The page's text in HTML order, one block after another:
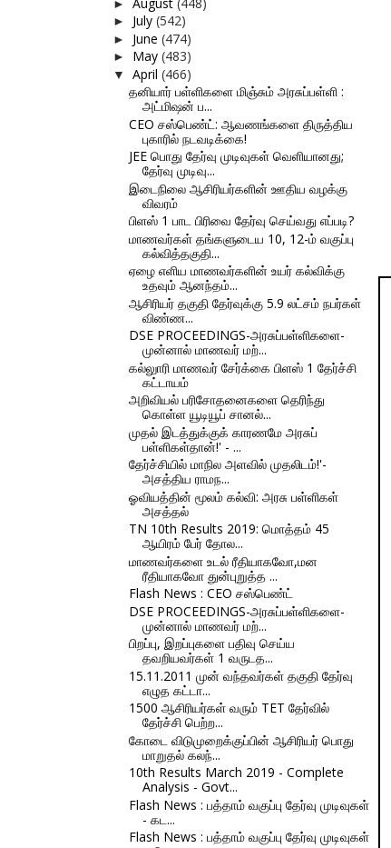
►
► July (542)
► June (474)
► May (483)
▼ April (466)
தனியார் பள்ளிகளை மிஞ்சும் அரசுப்பள்ளி :
அட்மிஷன் ப...
CEO சஸ்பெண்ட்: ஆவணங்களை திருத்திய
புகாரில் நடவடிக்கை!
JEE பொது தேர்வு முடிவுகள் வெளியானது;
தேர்வு முடிவு...
இடைநிலை ஆசிரியர்களின் ஊதிய வழக்கு
விவரம்
பிளஸ் 1 பாட பிரிவை தேர்வு செய்வது எப்படி?
மாணவர்கள் தங்களுடைய 10, 12-ம் வகுப்பு
கல்வித்தகுதி...
ஏழை எளிய மாணவர்களின் உயர் கல்விக்கு
உதவும் ஆனந்தம்...
ஆசிரியர் தகுதி தேர்வுக்கு 5.9 லட்சம் நபர்கள்
விண்ண...
DSE PROCEEDINGS-அரசுப்பள்ளிகளை-
முன்னால் மாணவர் மற்...
கல்லுாரி மாணவர் சேர்க்கை பிளஸ் 1 தேர்ச்சி
கட்டாயம்
அறிவியல் பரிசோதனைகளை தெரிந்து
கொள்ள யூடியூப் சானல்...
முதல் இடத்துக்குக் காரணமே அரசுப்
பள்ளிகள்தான்!' - ...
தேர்ச்சியில் மாநில அளவில் முதலிடம்!'-
அசத்திய ராமந...
ஓவியத்தின் மூலம் கல்வி: அரசு பள்ளிகள்
அசத்தல்
TN 10th Results 2019: மொத்தம் 45
ஆயிரம் பேர் தோல...
மாணவர்களை உடல் ரீதியாகவோ,மன
ரீதியாகவோ துன்புறுத்த ...
Flash News : CEO சஸ்பெண்ட்
DSE PROCEEDINGS-அரசுப்பள்ளிகளை-
முன்னால் மாணவர் மற்...
பிறப்பு, இறப்புகளை பதிவு செய்ய
தவறியவர்கள் 1 வருடத...
15.11.2011 முன் வந்தவர்கள் தகுதி தேர்வு
எழுத கட்டா...
1500 ஆசிரியர்கள் வரும் TET தேர்வில்
தேர்ச்சி பெற்ற...
கோடை விடுமுறைக்குப்பின் ஆசிரியர் பொது
மாறுதல் கலந்...
10th Results March 2019 - Complete
Analysis - Govt...
Flash News : பத்தாம் வகுப்பு தேர்வு முடிவுகள்
- கட...
Flash News : பத்தாம் வகுப்பு தேர்வு முடிவுகள்